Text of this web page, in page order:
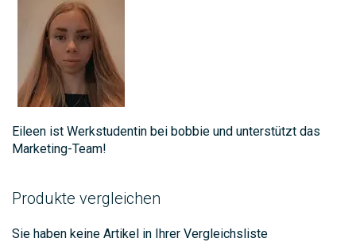
Eileen ist Werkstudentin bei bobbie und unterstützt das
Marketing-Team!
Produkte vergleichen
Sie haben keine Artikel in Ihrer Vergleichsliste